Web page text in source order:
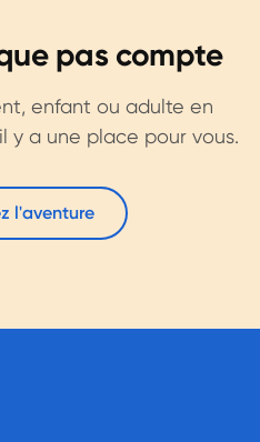
pas compte
enfant ou adulte en
y a une place pour vous.
l'aventure